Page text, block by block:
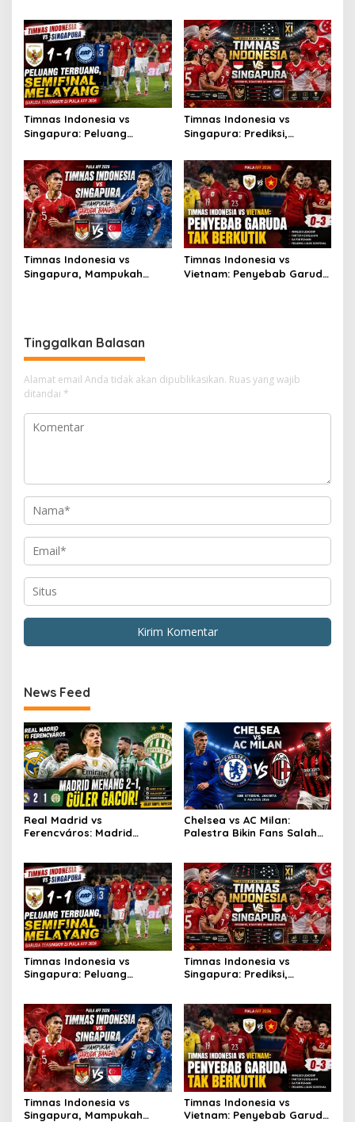
Timnas Indonesia vs
Singapura: Peluang
Melayang
Timnas Indonesia vs
Singapura: Prediksi,
Timnas Indonesia vs
Singapura, Mampukah
Timnas Indonesia vs
Vietnam: Penyebab Garuda
Tinggalkan Balasan
Alamat email Anda tidak akan dipublikasikan. Ruas yang wajib
ditandai *
News Feed
Real Madrid vs
Ferencváros: Madrid
Chelsea vs AC Milan:
Palestra Bikin Fans Salah
Timnas Indonesia vs
Singapura: Peluang
Timnas Indonesia vs
Singapura: Prediksi,
Timnas Indonesia vs
Singapura, Mampukah
Timnas Indonesia vs
Vietnam: Penyebab Garuda